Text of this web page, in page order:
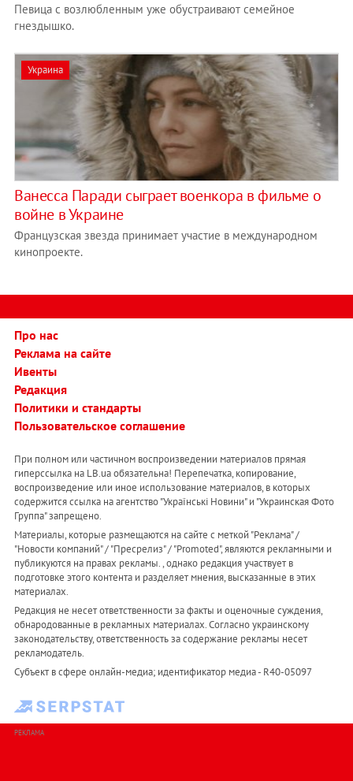
Певица с возлюбленным уже обустраивают семейное
гнездышко.
Украина
Ванесса Паради сыграет военкора в фильме о
войне в Украине
Французская звезда принимает участие в международном
кинопроекте.
Про нас
Реклама на сайте
Ивенты
Редакция
Политики и стандарты
Пользовательское соглашение
При полном или частичном воспроизведении материалов прямая
гиперссылка на LB.ua обязательна! Перепечатка, копирование,
воспроизведение или иное использование материалов, в которых
содержится ссылка на агентство "Українськi Новини" и "Украинская Фото
Группа" запрещено.
Материалы, которые размещаются на сайте с меткой "Реклама" /
"Новости компаний" / "Пресрелиз" / "Promoted", являются рекламными и
публикуются на правах рекламы. , однако редакция участвует в
подготовке этого контента и разделяет мнения, высказанные в этих
материалах.
Редакция не несет ответственности за факты и оценочные суждения,
обнародованные в рекламных материалах. Согласно украинскому
законодательству, ответственность за содержание рекламы несет
рекламодатель.
Субъект в сфере онлайн-медиа; идентификатор медиа - R40-05097
РЕКЛАМА